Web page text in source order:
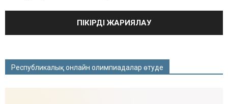
Республикалық онлайн олимпиадалар өтуде